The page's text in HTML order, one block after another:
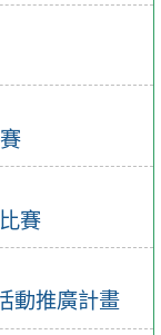
賽
動推廣計畫